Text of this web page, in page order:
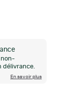
non-
délivrance.
En savoir plus